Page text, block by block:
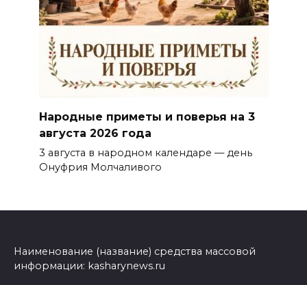
Народные приметы и поверья на 3
августа 2026 года
3 августа в народном календаре — день
Онуфрия Молчаливого
Наименование (название) средства массовой
информации: kasharynews.ru